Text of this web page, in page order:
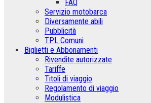
FAQ
Servizio motobarca
Diversamente abili
Pubblicità
TPL Comuni
Biglietti e Abbonamenti
Rivendite autorizzate
Tariffe
Titoli di viaggio
Regolamento di viaggio
Modulistica